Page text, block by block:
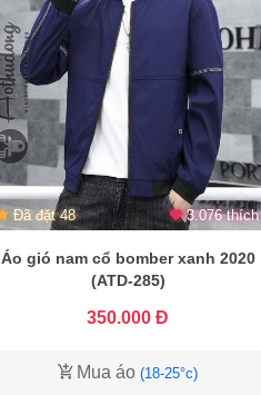
Đã đặt 48 3.076 thích
Áo gió nam cổ bomber xanh 2020
(ATD-285)
350.000 Đ
Mua áo(18-25°c)